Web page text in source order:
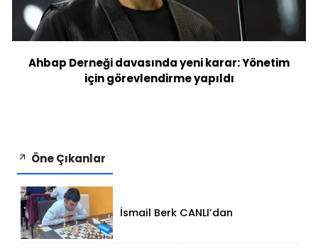
Ahbap Derneği davasında yeni karar: Yönetim
için görevlendirme yapıldı
Öne Çıkanlar
İsmail Berk CANLI’dan